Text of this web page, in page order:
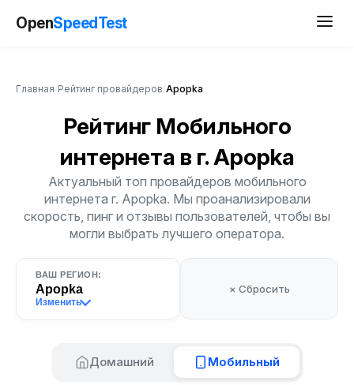
OpenSpeedTest
Главная Рейтинг провайдеров Apopka
Рейтинг Мобильного
интернета в г. Apopka
Актуальный топ провайдеров мобильного
интернета г. Apopka. Мы проанализировали
скорость, пинг и отзывы пользователей, чтобы вы
могли выбрать лучшего оператора.
ВАШ РЕГИОН:
Apopka
Изменить
× Сбросить
Домашний Мобильный